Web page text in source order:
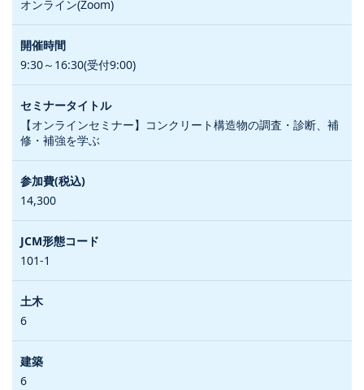
オンライン(Zoom)
9:30～16:30(受付9:00)
【オンラインセミナー】コンクリート構造物の調査・診断、補
修・補強を学ぶ
14,300
101-1
6
6